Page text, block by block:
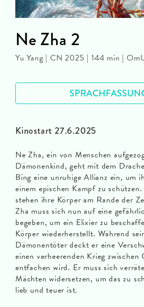
Kinostart 27.6.2025
Ne Zha, ein von Menschen
Dämonenkind, geht mit dem
Bing eine unruhige Allianz ein, um
einem epischen Kampf zu
stehen ihre Körper am Rande der
Zha muss sich nun auf eine
begeben, um ein Elixier zu
Körper wiederherstellt. Während
Dämonentöter deckt er eine
einen verheerenden Krieg zwischen
entfachen wird. Er muss sich
Mächten widersetzen, um das zu
lieb und teuer ist.
Ne Zha 2
Yu Yang | CN 2025 | 144 min |